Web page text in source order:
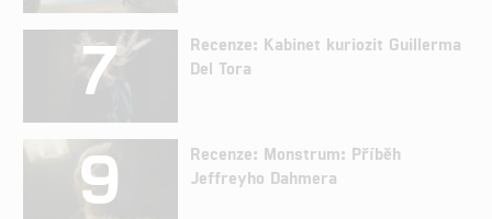
7
Recenze: Kabinet kuriozit Guillerma
Del Tora
9
Recenze: Monstrum: Příběh
Jeffreyho Dahmera